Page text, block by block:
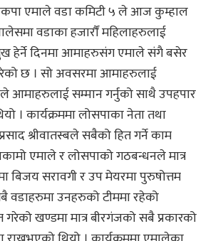
एमाले वडा कमिटी ५ ले आज कुम्हाल
वडाका हजार्राैं महिलाहरुलाई
हेर्ने दिनमा आमाहरुसंग एमाले संगै बसेर
छ । सो अवसरमा आमाहरुलाई
आमाहरुलाई सम्मान गर्नुको साथै उपहपार
। कार्यक्रममा लोसपाका नेता तथा
श्रीवातस्बले सबैको हित गर्ने काम
एमाले र लोसपाको गठबन्धनले मात्र
बिजय सरावगी र उप मेयरमा पुरुषोत्तम
उनहरुको टीममा रहेको
गरेको खण्डमा मात्र बीरगंजको सबै प्रकारको